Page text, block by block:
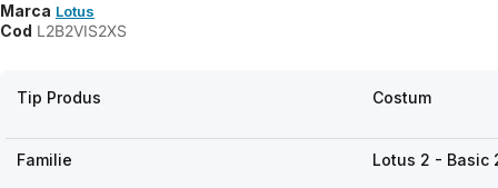
Marca Lotus
Cod L2B2VIS2XS
Tip Produs Costum
Familie Lotus 2 - Basic